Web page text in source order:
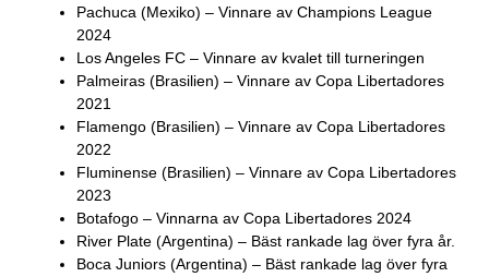
Pachuca (Mexiko) – Vinnare av Champions League
2024
Los Angeles FC – Vinnare av kvalet till turneringen
Palmeiras (Brasilien) – Vinnare av Copa Libertadores
2021
Flamengo (Brasilien) – Vinnare av Copa Libertadores
2022
Fluminense (Brasilien) – Vinnare av Copa Libertadores
2023
Botafogo – Vinnarna av Copa Libertadores 2024
River Plate (Argentina) – Bäst rankade lag över fyra år.
Boca Juniors (Argentina) – Bäst rankade lag över fyra